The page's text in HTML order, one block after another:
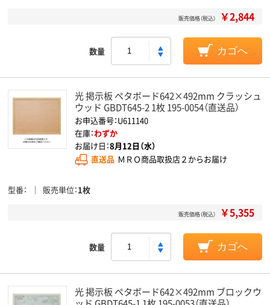
販売価格（税込） ￥2,844
数量 カゴへ
光 掲示板 ペタボード642×492mm クラッシュ
ウッド GBDT645-2 1枚 195-0054（直送品）
お申込番号：U611140
在庫：わずか
お届け日：8月12日（水）
直送品 ＭＲＯ商品取扱店２からお届け
型番 販売単位 1枚
販売価格（税込） ￥5,355
数量 カゴへ
光 掲示板 ペタボード642×492mm ブロックウ